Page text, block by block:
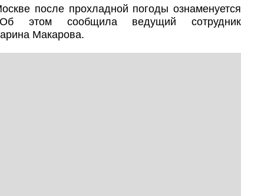
после прохладной погоды ознаменуется
этом сообщила ведущий сотрудник
Макарова.